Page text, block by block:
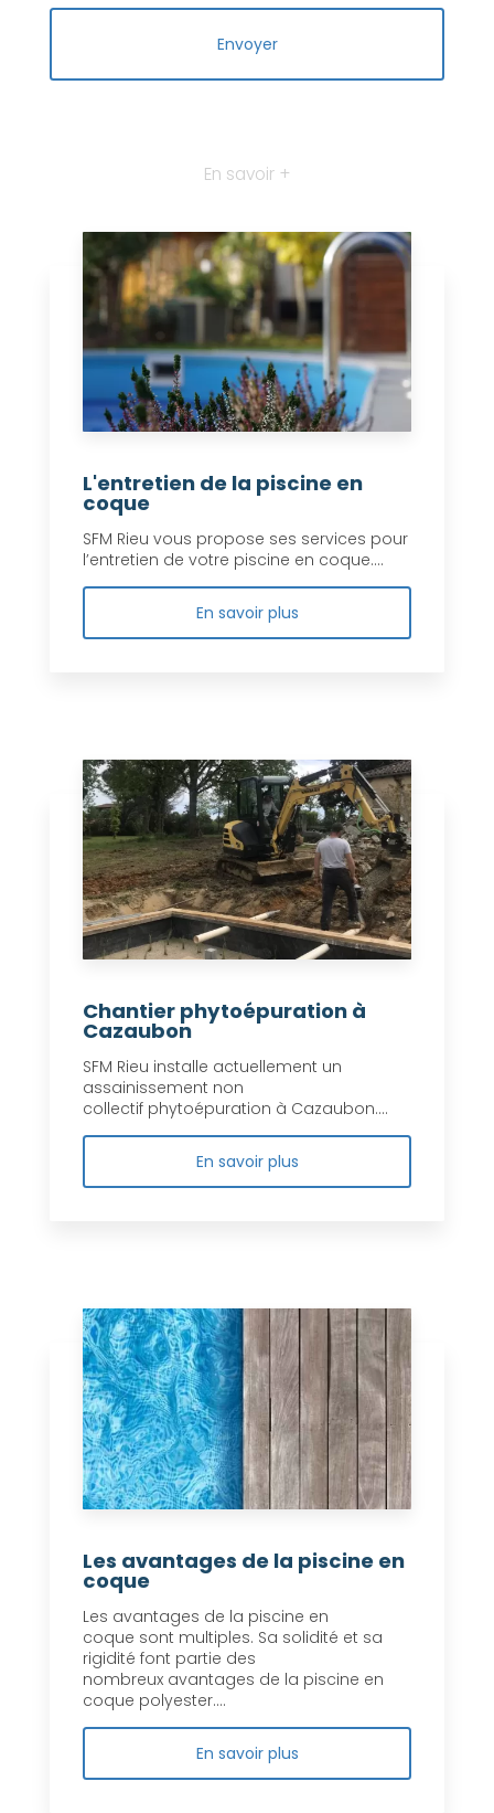
En savoir +
L'entretien de la piscine en
coque
SFM Rieu vous propose ses services pour
l’entretien de votre piscine en coque....
En savoir plus
Chantier phytoépuration à
Cazaubon
SFM Rieu installe actuellement un
assainissement non
collectif phytoépuration à Cazaubon....
En savoir plus
Les avantages de la piscine en
coque
Les avantages de la piscine en
coque sont multiples. Sa solidité et sa
rigidité font partie des
nombreux avantages de la piscine en
coque polyester....
En savoir plus